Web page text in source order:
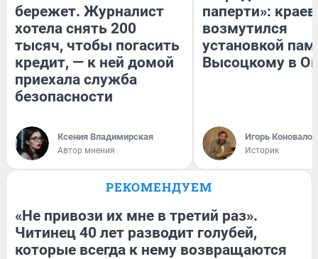
бережет. Журналист
хотела снять 200
тысяч, чтобы погасить
кредит, — к ней домой
приехала служба
безопасности
Ксения Владимирская
Автор мнения
паперти»:
возмутился
установкой
Высоцкому в
Игорь Коновалов
Историк
РЕКОМЕНДУЕМ
«Не привози их мне в третий раз».
Читинец 40 лет разводит голубей,
которые всегда к нему возвращаются